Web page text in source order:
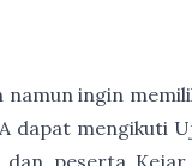
namun ingin
dapat mengikuti
peserta